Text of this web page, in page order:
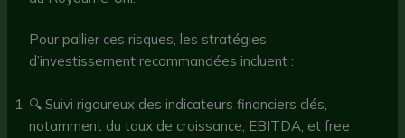
Pour pallier ces risques, les stratégies
d’investissement recommandées incluent :
🔍 Suivi rigoureux des indicateurs financiers clés,
notamment du taux de croissance, EBITDA, et free